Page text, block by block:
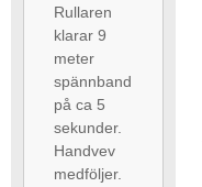
Rullaren
klarar 9
meter
spännband
på ca 5
sekunder.
Handvev
medföljer.